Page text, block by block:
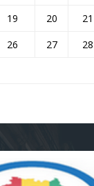
19 20 21
26 27 28